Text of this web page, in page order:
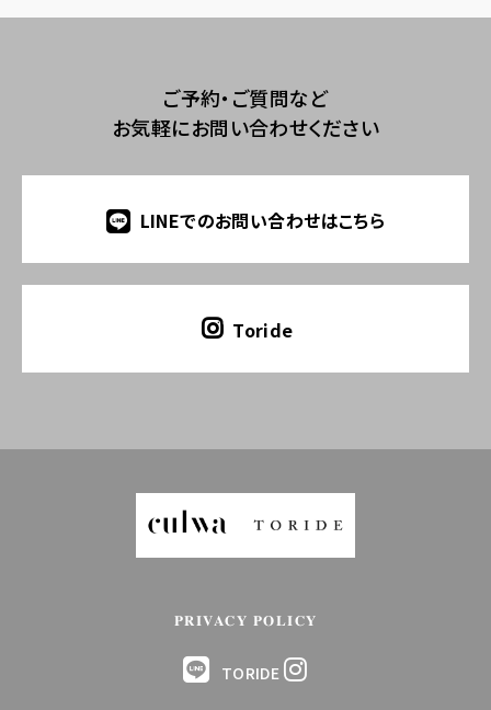
ご予約・ご質問など
お気軽にお問い合わせください
LINEでのお問い合わせはこちら
Toride
PRIVACY POLICY
TORIDE